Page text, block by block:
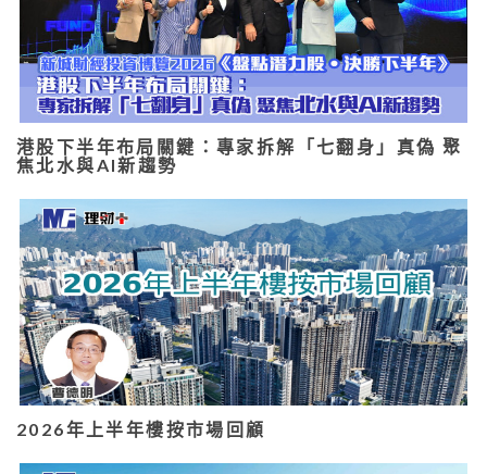
港股下半年布局關鍵：專家拆解「七翻身」真偽 聚
焦北水與AI新趨勢
2026年上半年樓按市場回顧